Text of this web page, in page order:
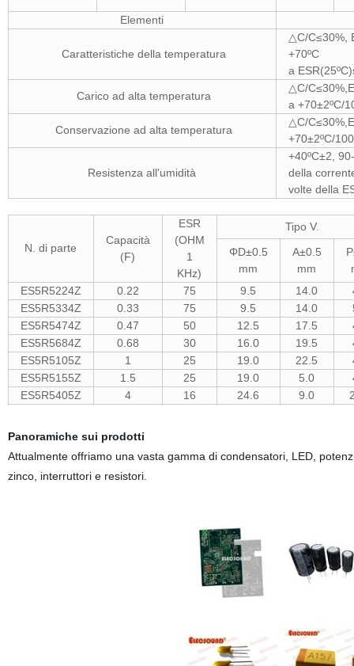
Elementi
Caratteristiche della temperatura
△C/C≤30%,
+70ºC
a
Carico ad alta temperatura
△C/
a +70±2ºC/
Conservazione ad alta temperatura
△C/
+70±2ºC/
Resistenza all'umidità
+40ºC±2,
della
volte della
N. di parte
Capacità
(F)
ESR
(OHM
1
KHz)
Tipo V.
ΦD±0.5
mm
A±0.5
mm
ES5R5224Z
0.22 75 9.5 14.0
ES5R5334Z
0.33 75 9.5 14.0
ES5R5474Z
0.47 50 12.5 17.5
ES5R5684Z
0.68 30 16.0 19.5
ES5R5105Z
1 25 19.0 22.5
ES5R5155Z
1.5 25 19.0 5.0
ES5R5405Z
4 16 24.6 9.0
Panoramiche sui prodotti
Attualmente offriamo una vasta gamma di condensatori, LED,
zinco, interruttori e resistori.